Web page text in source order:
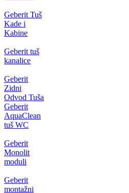
Geberit Tuš
Kade i
Kabine
Geberit tuš
kanalice
Geberit
Zidni
Odvod Tuša
Geberit
AquaClean
tuš WC
Geberit
Monolit
moduli
Geberit
montažni